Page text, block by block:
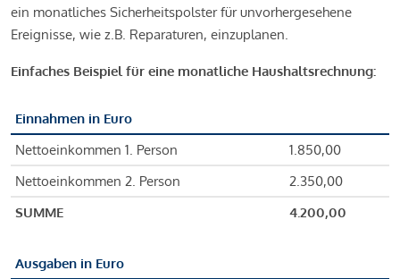
ein monatliches Sicherheitspolster für unvorhergesehene
Ereignisse, wie z.B. Reparaturen, einzuplanen.
Einfaches Beispiel für eine monatliche Haushaltsrechnung:
Einnahmen in Euro
Nettoeinkommen 1. Person
1.850,00
Nettoeinkommen 2. Person
2.350,00
SUMME
4.200,00
Ausgaben in Euro